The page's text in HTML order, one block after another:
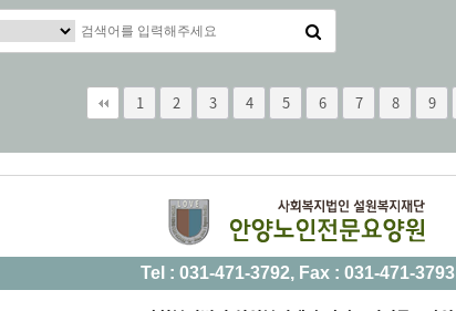
1 2 3 4 5 6 7 8 9
다음 맨끝
Tel : 031-471-3792, Fax : 031-471-3793